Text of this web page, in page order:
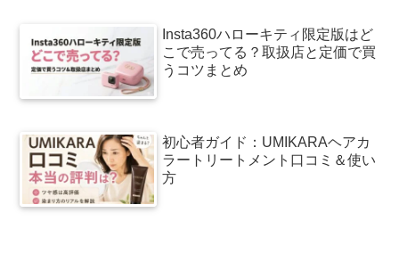
Insta360ハローキティ限定版はど
こで売ってる？取扱店と定価で買
うコツまとめ
初心者ガイド：UMIKARAヘアカ
ラートリートメント口コミ＆使い
方